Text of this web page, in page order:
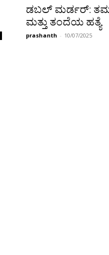
ಡಬಲ್ ಮರ್ಡರ್:
ಮತ್ತು ತಂದೆಯ ಹತ್ಯೆ
prashanth - 10/07/2025